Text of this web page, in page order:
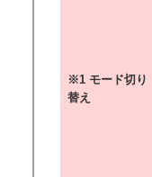
※1 モード切り
替え